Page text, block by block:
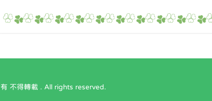
不得轉載 . All rights reserved.